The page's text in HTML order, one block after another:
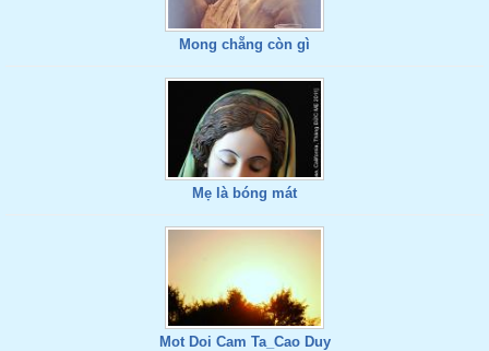
Mong chẵng còn gì
Mẹ là bóng mát
Mot Doi Cam Ta_Cao Duy